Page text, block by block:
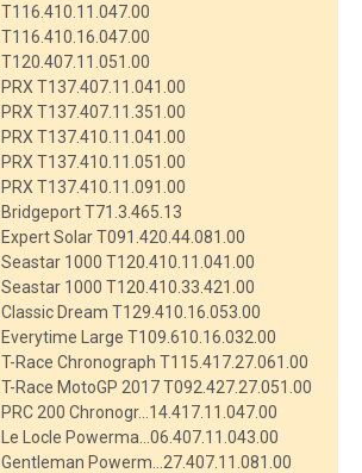
T116.410.11.047.00
T116.410.16.047.00
T120.407.11.051.00
PRX T137.407.11.041.00
PRX T137.407.11.351.00
PRX T137.410.11.041.00
PRX T137.410.11.051.00
PRX T137.410.11.091.00
Bridgeport T71.3.465.13
Expert Solar T091.420.44.081.00
Seastar 1000 T120.410.11.041.00
Seastar 1000 T120.410.33.421.00
Classic Dream T129.410.16.053.00
Everytime Large T109.610.16.032.00
T-Race Chronograph T115.417.27.061.00
T-Race MotoGP 2017 T092.427.27.051.00
PRC 200 Chronogr…14.417.11.047.00
Le Locle Powerma…06.407.11.043.00
Gentleman Powerm…27.407.11.081.00